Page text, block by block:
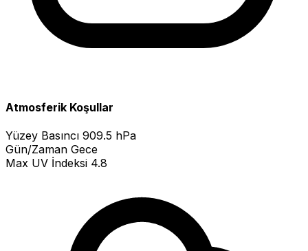
Atmosferik Koşullar
Yüzey Basıncı 909.5 hPa
Gün/Zaman Gece
Max UV İndeksi 4.8